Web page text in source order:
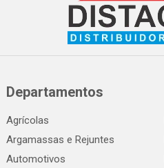
Departamentos
Agrícolas
Argamassas e Rejuntes
Automotivos